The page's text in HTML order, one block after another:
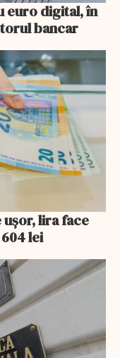
euro digital, în
bancar
ușor, lira face
lei